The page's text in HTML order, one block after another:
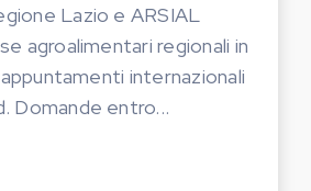
Lazio e ARSIAL
agroalimentari regionali in
internazionali
entro...